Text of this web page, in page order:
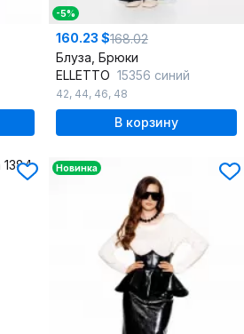
-5%
160.23 $168.02
Блуза, Брюки
ELLETTO 15356 синий
42, 44, 46, 48
В корзину
Новинка